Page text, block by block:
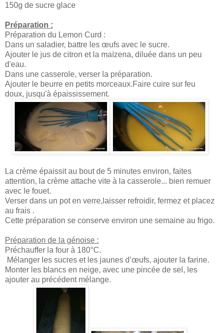
150g de sucre glace
Préparation :
Préparation du Lemon Curd :
Dans un saladier, battre les œufs avec le sucre.
Ajouter le jus de citron et la maïzena, diluée dans un peu
d'eau.
Dans une casserole, verser la préparation.
Ajouter le beurre en petits morceaux.Faire cuire sur feu
doux, jusqu'à épaississement.
La crème épaissit au bout de 5 minutes environ, faites
attention, la crème attache vite à la casserole... bien remuer
avec le fouet.
Verser dans un pot en verre,laisser refroidir, fermez et placez
au frais .
Cette préparation se conserve environ une semaine au frigo.
Préparation de la génoise :
Préchauffer la four à 180°C.
Mélanger les sucres et les jaunes d’œufs, ajouter la farine.
Monter les blancs en neige, avec une pincée de sel, les
ajouter au précédent mélange.